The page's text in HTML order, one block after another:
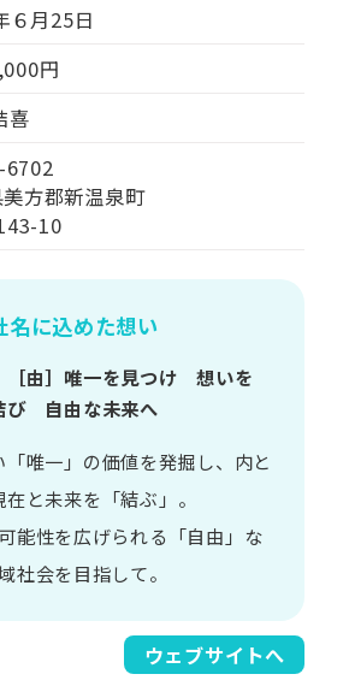
６月25日
円
喜
6702
方郡新温泉町
10
名に込めた想い
由］ 唯一を​見つけ 想いを​
び 自由な​未来へ
唯一」の​価値を​発掘し、 内と​
と​未来を​「結ぶ」。
能性を​広げられる 「自由」な​
社会を​目指して。​
ウェブサイトへ